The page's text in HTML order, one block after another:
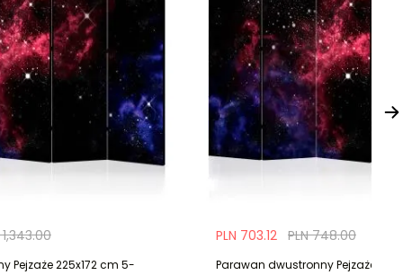
1,343.00
Pejzaże 225x172 cm 5-
PLN 748.00
PLN 703.12
Parawan dwustronny Pejzaże